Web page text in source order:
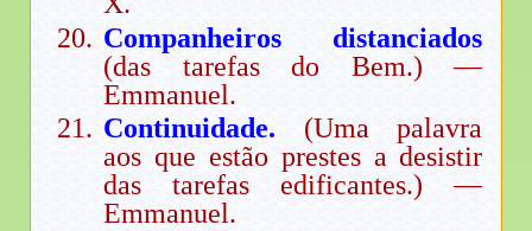
Companheiros distanciados
(das tarefas do Bem.) —
Emmanuel.
Continuidade. (Uma palavra
aos que estão prestes a desistir
das tarefas edificantes.) —
Emmanuel.